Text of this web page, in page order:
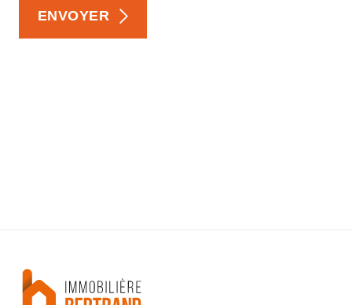
ENVOYER